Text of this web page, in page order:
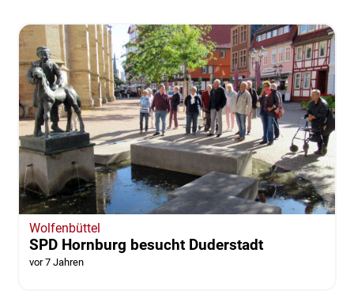
Wolfenbüttel
SPD Hornburg besucht Duderstadt
vor 7 Jahren